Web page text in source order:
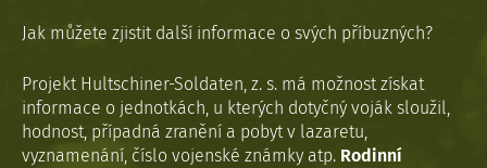
Jak můžete zjistit další informace o svých příbuzných?
Projekt Hultschiner-Soldaten, z. s. má možnost získat
informace o jednotkách, u kterých dotyčný voják sloužil,
hodnost, případná zranění a pobyt v lazaretu,
vyznamenání, číslo vojenské známky atp. Rodinní